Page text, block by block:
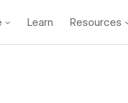
Learn Resources